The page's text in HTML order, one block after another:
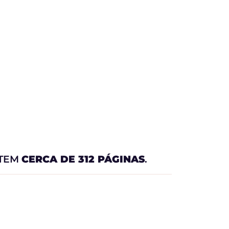
CERCA DE 312 PÁGINAS.